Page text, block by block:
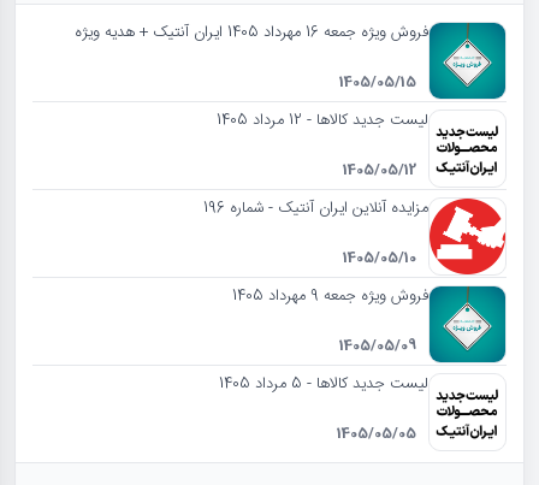
فروش ویژه جمعه 16 مهرداد 1405 ایران آنتیک + هدیه ویژه
1405/05/15
لیست جدید کالاها - 12 مرداد 1405
1405/05/12
مزایده آنلاین ایران آنتیک - شماره 196
1405/05/10
فروش ویژه جمعه 9 مهرداد 1405
1405/05/09
لیست جدید کالاها - 5 مرداد 1405
1405/05/05